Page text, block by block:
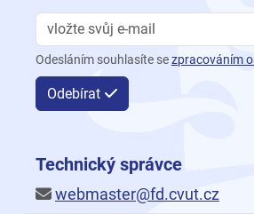
Odesláním souhlasíte sezpracováním
Odebírat
Technický správce
webmaster@fd.cvut.cz